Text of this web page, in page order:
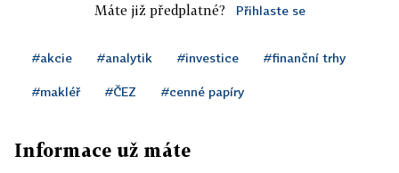
Máte již předplatné? Přihlaste se
#akcie #analytik #investice #finanční trhy
#makléř #ČEZ #cenné papíry
Informace už máte